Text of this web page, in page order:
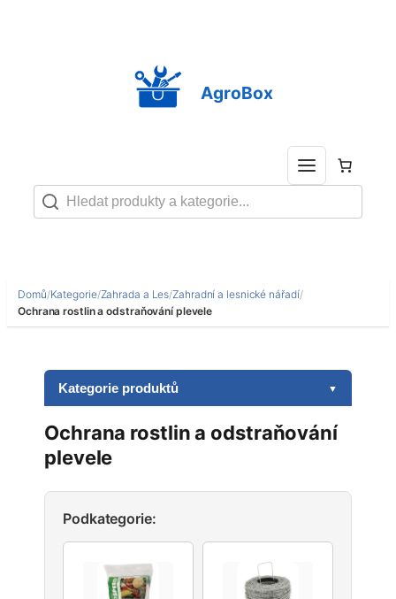
AgroBox
Domů/Kategorie/Zahrada a Les/Zahradní a lesnické nářadí/
Ochrana rostlin a odstraňování plevele
Kategorie produktů ▼
Ochrana rostlin a odstraňování
plevele
Podkategorie: